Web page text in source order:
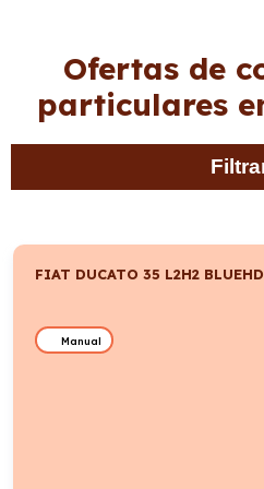
Ofertas de
particulares
FIAT DUCATO 35 L2H2
Manual